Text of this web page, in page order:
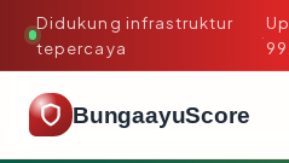
Didukung infrastruktur
tepercaya
·
BungaayuScore